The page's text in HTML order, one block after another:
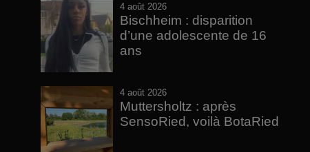
4 août 2026
Bischheim : disparition
d’une adolescente de 16
ans
4 août 2026
Muttersholtz : après
SensoRied, voilà BotaRied